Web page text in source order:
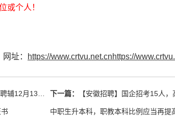
或个人！
址： https://www.crtvu.net.cnhttps://
日开始报名。 下一篇： 【安徽招聘】国企招考15人，
中职生升本科，职教本科比例应当再提